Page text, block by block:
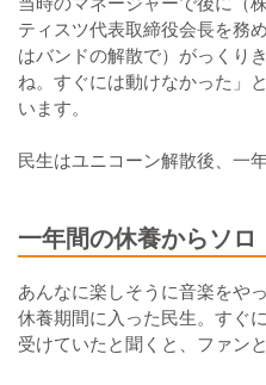
ティスツ代表取締役会長を務
はバンドの解散で）がっくり
ね。すぐには動けなかった」
います。
民生はユニコーン解散後、一
一年間の休養からソロ
あんなに楽しそうに音楽をや
休養期間に入った民生。すぐ
受けていたと聞くと、ファン